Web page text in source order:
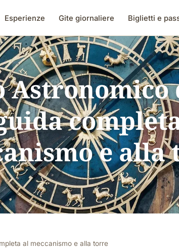
Esperienze Gite giornaliere Biglietti e
Astronomico
e alla
al meccanismo e alla torre